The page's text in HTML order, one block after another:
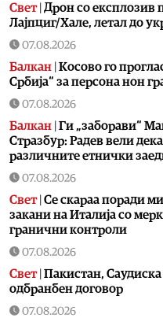
Свет| Дрон со експлозив
Лајпциг/Хале, летал до
07.08.2026
Балкан Косово го
Србија“ за персона нон
07.08.2026
Балкан Ги „заборави“
Стразбур: Радев вели
различните етнички
07.08.2026
Свет| Се скараа поради
закани на Италија со
гранични контроли
07.08.2026
Свет| Пакистан,
одбранбен договор
07.08.2026